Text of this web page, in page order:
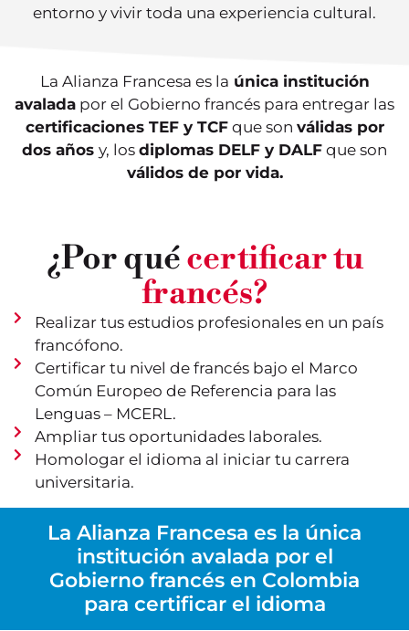
entorno y vivir toda una experiencia cultural.
La Alianza Francesa es la única institución
avalada por el Gobierno francés para entregar las
certificaciones TEF y TCFque son válidas por
dos años y, los diplomas DELF y DALF que son
válidos de por vida.
¿Por quécertificar tu
francés?
Realizar tus estudios profesionales en un país
francófono.
Certificar tu nivel de francés bajo el Marco
Común Europeo de Referencia para las
Lenguas – MCERL.
Ampliar tus oportunidades laborales.
Homologar el idioma al iniciar tu carrera
universitaria.
La Alianza Francesa es la única
institución avalada por el
Gobierno francés en Colombia
para certificar el idioma